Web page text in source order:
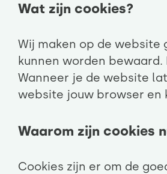
Wat zijn cookies?
Wij maken op de website
kunnen worden
Wanneer je de website
website jouw browser en
Waarom zijn cookies
Cookies zijn er om de